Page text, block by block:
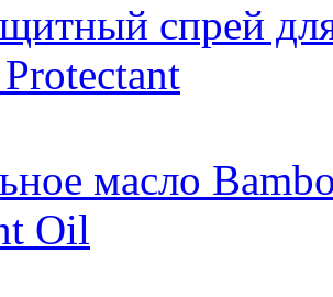
спрей
масло
Oil